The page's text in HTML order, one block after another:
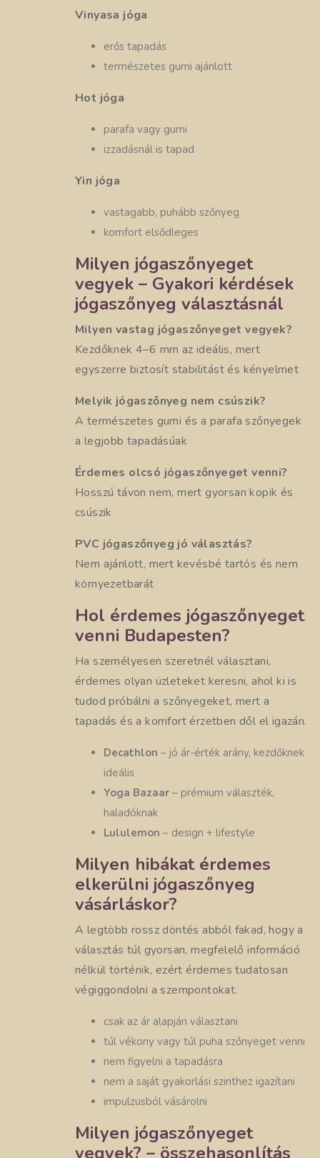
Vinyasa jóga
erős tapadás
természetes gumi ajánlott
Hot jóga
parafa vagy gumi
izzadásnál is tapad
Yin jóga
vastagabb, puhább szőnyeg
komfort elsődleges
Milyen jógaszőnyeget
vegyek – Gyakori kérdések
jógaszőnyeg választásnál
Milyen vastag jógaszőnyeget vegyek?
Kezdőknek 4–6 mm az ideális, mert
egyszerre biztosít stabilitást és kényelmet
Melyik jógaszőnyeg nem csúszik?
A természetes gumi és a parafa szőnyegek
a legjobb tapadásúak
Érdemes olcsó jógaszőnyeget venni?
Hosszú távon nem, mert gyorsan kopik és
csúszik
PVC jógaszőnyeg jó választás?
Nem ajánlott, mert kevésbé tartós és nem
környezetbarát
Hol érdemes jógaszőnyeget
venni Budapesten?
Ha személyesen szeretnél választani,
érdemes olyan üzleteket keresni, ahol ki is
tudod próbálni a szőnyegeket, mert a
tapadás és a komfort érzetben dől el igazán.
Decathlon – jó ár-érték arány, kezdőknek
ideális
Yoga Bazaar – prémium választék,
haladóknak
Lululemon – design + lifestyle
Milyen hibákat érdemes
elkerülni jógaszőnyeg
vásárláskor?
A legtöbb rossz döntés abból fakad, hogy a
választás túl gyorsan, megfelelő információ
nélkül történik, ezért érdemes tudatosan
végiggondolni a szempontokat.
csak az ár alapján választani
túl vékony vagy túl puha szőnyeget venni
nem figyelni a tapadásra
nem a saját gyakorlási szinthez igazítani
impulzusból vásárolni
Milyen jógaszőnyeget
vegyek? – összehasonlítás